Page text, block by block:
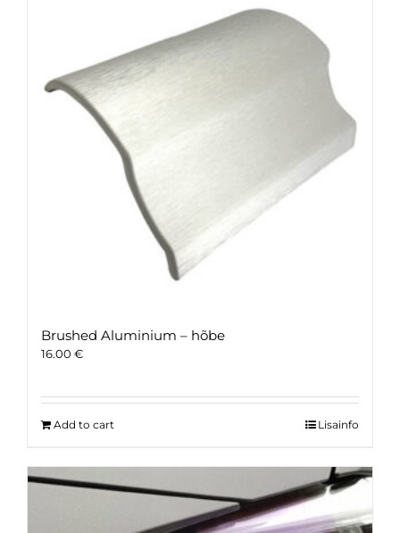
Brushed Aluminium – hõbe
16.00 €
Add to cart Lisainfo